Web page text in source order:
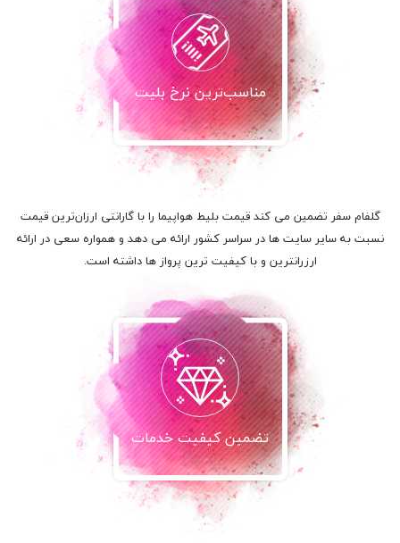
مناسب‌ترین نرخ بلیت
گلفام سفر تضمین می کند قیمت بلیط هواپیما را با گارانتی ارزان‌ترین قیمت
نسبت به سایر سایت ها در سراسر کشور ارائه می دهد و همواره سعی در ارائه
ارزرانترین و با کیفیت ترین پرواز ها داشته است.
تضمین کیفیت خدمات